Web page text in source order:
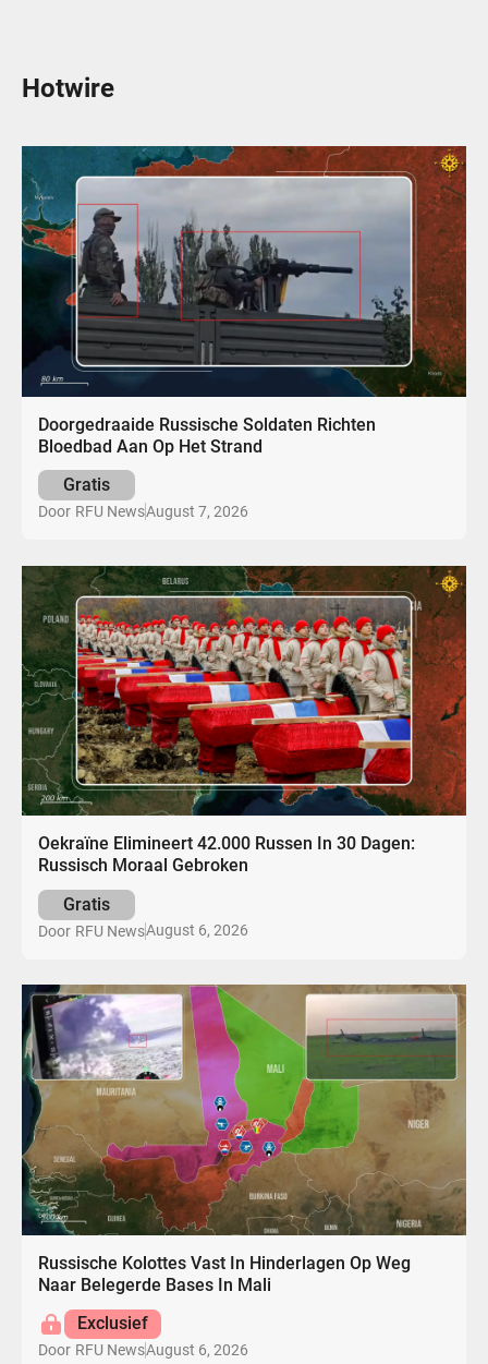
Hotwire
Doorgedraaide Russische Soldaten Richten
Bloedbad Aan Op Het Strand
Gratis
Door RFU NewsAugust 7, 2026
Oekraïne Elimineert 42.000 Russen In 30 Dagen:
Russisch Moraal Gebroken
Gratis
Door RFU NewsAugust 6, 2026
Russische Kolottes Vast In Hinderlagen Op Weg
Naar Belegerde Bases In Mali
Exclusief
Door RFU NewsAugust 6, 2026